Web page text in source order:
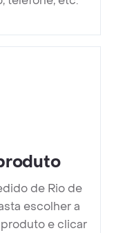
de Rio de
escolher a
e clicar